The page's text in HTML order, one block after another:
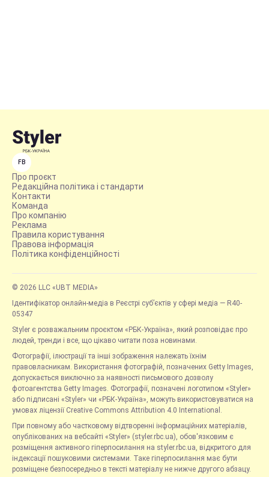
FB
Про проєкт
Редакційна політика і стандарти
Контакти
Команда
Про компанію
Реклама
Правила користування
Правова інформація
Політика конфіденційності
© 2026 LLC «UBT MEDIA»
Ідентифікатор онлайн-медіа в Реєстрі суб’єктів у сфері медіа — R40-
05347
Styler є розважальним проєктом «РБК-Україна», який розповідає про
людей, тренди і все, що цікаво читати поза новинами.
Фотографії, ілюстрації та інші зображення належать їхнім
правовласникам. Використання фотографій, позначених Getty Images,
допускається виключно за наявності письмового дозволу
фотоагентства Getty Images. Фотографії, позначені логотипом «Styler»
або підписані «Styler» чи «РБК-Україна», можуть використовуватися на
умовах ліцензії Creative Commons Attribution 4.0 International.
При повному або частковому відтворенні інформаційних матеріалів,
опублікованих на вебсайті «Styler» (styler.rbc.ua), обов'язковим є
розміщення активного гіперпосилання на styler.rbc.ua, відкритого для
індексації пошуковими системами. Таке гіперпосилання має бути
розміщене безпосередньо в тексті матеріалу не нижче другого абзацу.